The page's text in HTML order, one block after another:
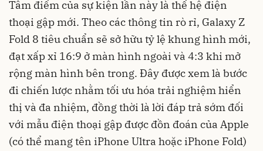
Tâm điểm của sự kiện lần này là thế hệ điện
thoại gập mới. Theo các thông tin rò rỉ, Galaxy Z
Fold 8 tiêu chuẩn sẽ sở hữu tỷ lệ khung hình mới,
đạt xấp xỉ 16:9 ở màn hình ngoài và 4:3 khi mở
rộng màn hình bên trong. Đây được xem là bước
đi chiến lược nhằm tối ưu hóa trải nghiệm hiển
thị và đa nhiệm, đồng thời là lời đáp trả sớm đối
với mẫu điện thoại gập được đồn đoán của Apple
(có thể mang tên iPhone Ultra hoặc iPhone Fold)